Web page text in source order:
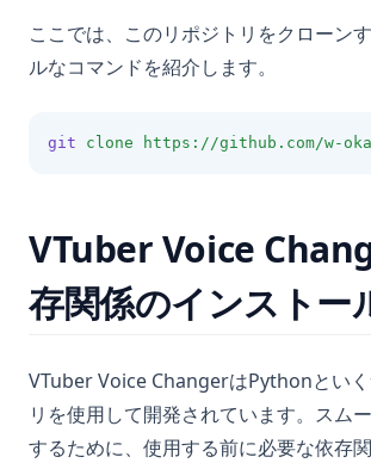
ここでは、このリポジトリをクローン
ルなコマンドを紹介します。
git clone https://github.com/w-
VTuber Voice
存関係のインストー
VTuber Voice ChangerはPythonとい
リを使用して開発されています。スム
するために、使用する前に必要な依存